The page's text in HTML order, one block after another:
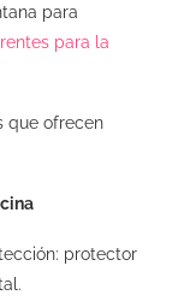
para
para la
que ofrecen
protector